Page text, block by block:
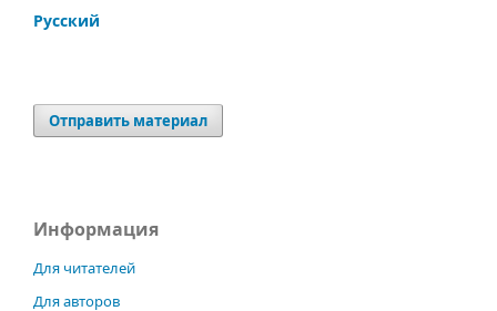
Русский
Отправить материал
Информация
Для читателей
Для авторов